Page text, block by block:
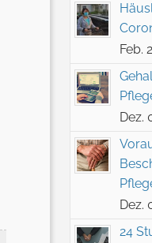
Feb.
Dez.
Dez.
24